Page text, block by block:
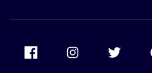
Accor Facebook Accor